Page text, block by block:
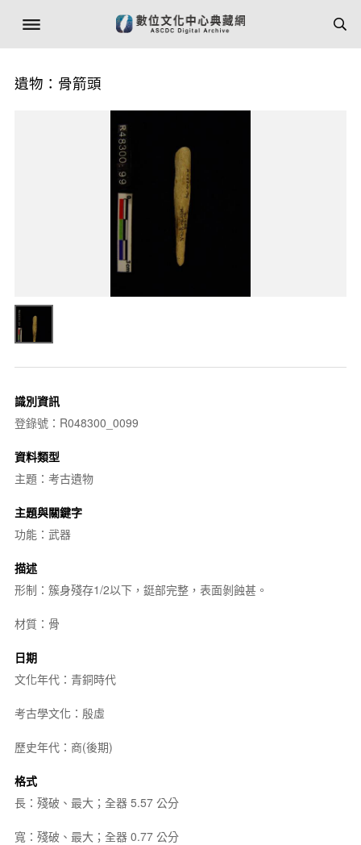
遺物：骨箭頭
識別資訊
登錄號：R048300_0099
資料類型
主題：考古遺物
主題與關鍵字
功能：武器
描述
形制：簇身殘存1/2以下，鋌部完整，表面剝蝕甚。
材質：骨
日期
文化年代：青銅時代
考古學文化：殷虛
歷史年代：商(後期)
格式
長：殘破、最大；全器 5.57 公分
寬：殘破、最大；全器 0.77 公分